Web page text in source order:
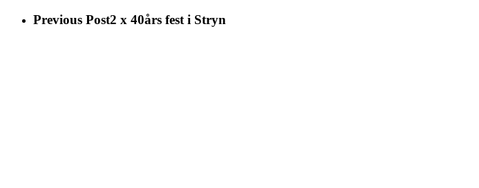
Previous Post2 x 40års fest i Stryn